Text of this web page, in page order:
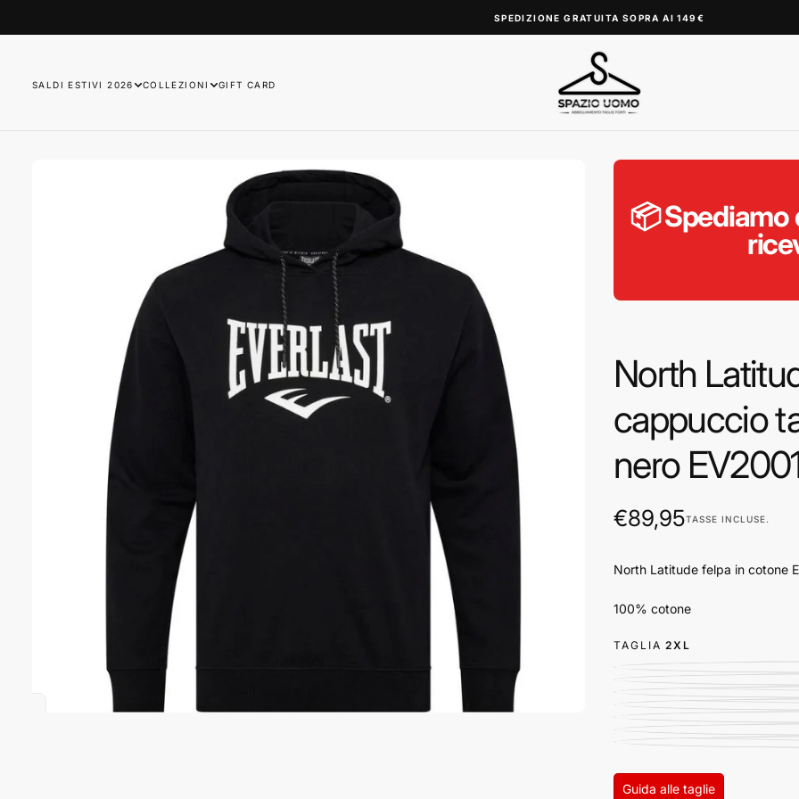
CONTENUTO
SPEDIZIONE GRATUITA SOPRA AI 149€
SALDI ESTIVI 2026 COLLEZIONI GIFT CARD
📦
North
cappuccio
nero
€89,95
Prezzo
€89,95TASSE INCLUSE.
North Latitude felpa in cotone
100% cotone
TAGLIA 2XL
Guida alle taglie